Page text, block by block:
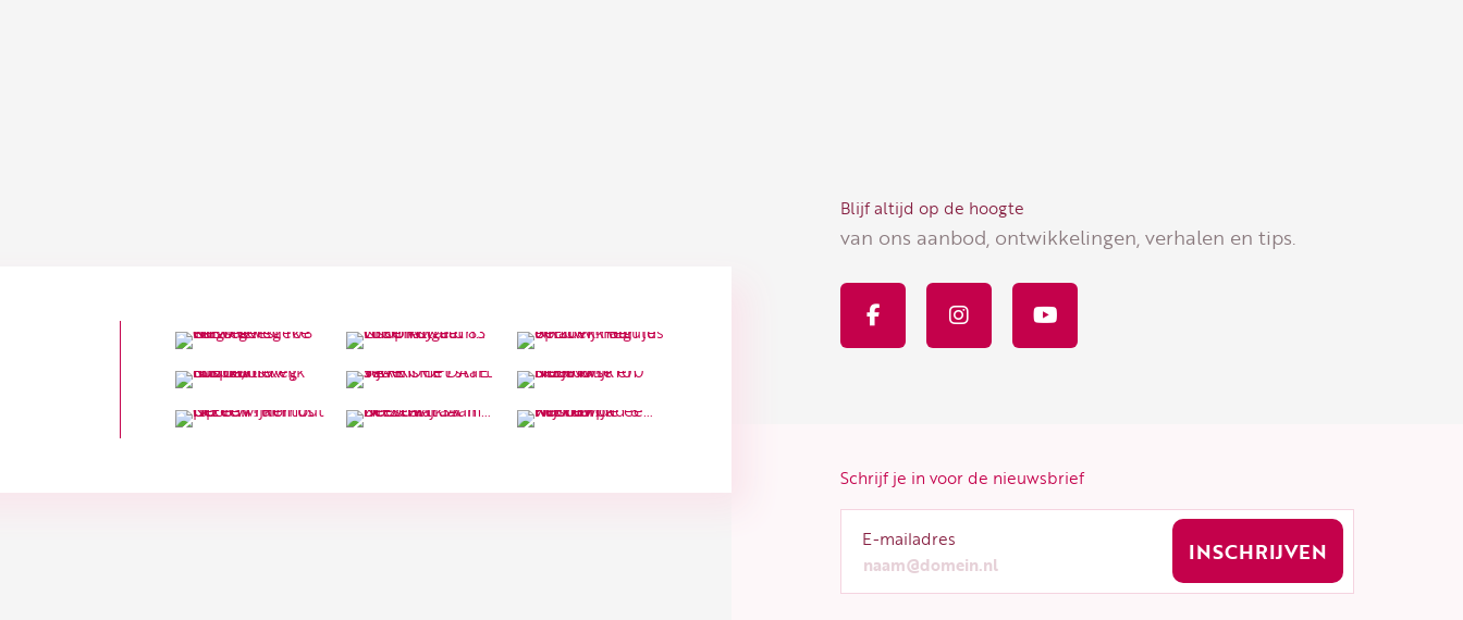
Blijf altijd op de hoogte
van ons aanbod, ontwikkelingen, verhalen en tips.
F
a
c
e
-
f
I
n
t
m
Y
o
t
Schrijf je in voor de nieuwsbrief
E-mailadres INSCHRIJVEN